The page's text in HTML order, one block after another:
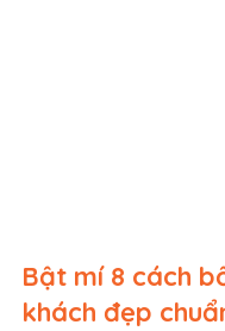
Bật mí 8 cách
khách đẹp